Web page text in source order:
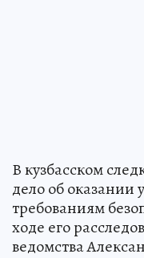
В кузбасском
дело об оказании
требованиям
ходе его
ведомства